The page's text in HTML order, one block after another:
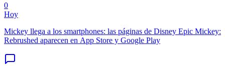
0
Hoy
Mickey llega a los smartphones: las páginas de Disney Epic Mickey:
Rebrushed aparecen en App Store y Google Play